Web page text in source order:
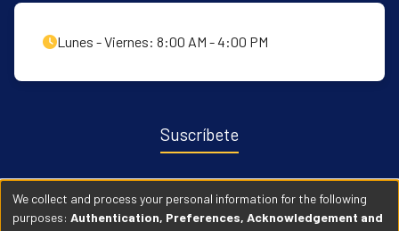
Lunes - Viernes: 8:00 AM - 4:00 PM
Suscríbete
Recibe notificaciones sobre nuevas publicaciones y eventos
relacionados con el repositorio. ingresa Aqui →
We collect and process your personal information for the following
purposes: Authentication, Preferences, Acknowledgement and